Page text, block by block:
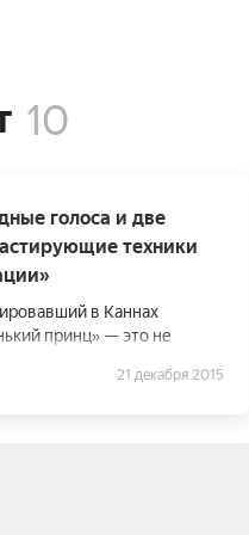
10
голоса и две
техники
в Каннах
принц» — это не
мультфильмов в
21 декабря 2015